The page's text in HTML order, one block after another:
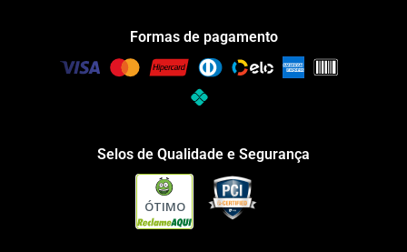
Formas de pagamento
Selos de Qualidade e Segurança
ÓTIMO